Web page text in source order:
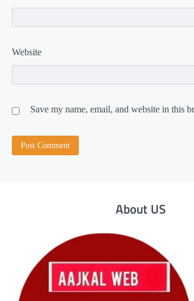
Website
Save my name, email, and website in this
About US